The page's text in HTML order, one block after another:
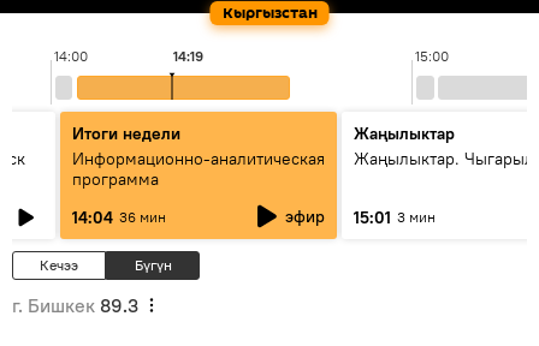
Кыргызстан
14:00 15:00
14:19
Итоги недели
Информационно-аналитическая
программа
14:04 36 мин эфир
Жаңылыктар
Жаңылыктар.
15:01 3 мин
Кечээ Бүгүн
г. Бишкек 89.3